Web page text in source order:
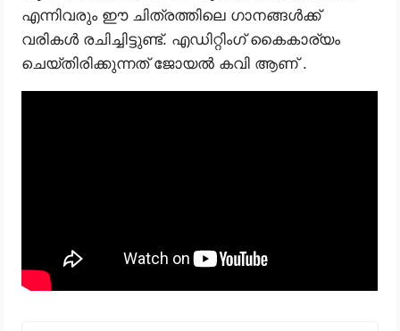
എന്നിവരും ഈ ചിത്രത്തിലെ ഗാനങ്ങൾക്ക്
വരികൾ രചിച്ചിട്ടുണ്ട്. എഡിറ്റിംഗ് കൈകാര്യം
ചെയ്തിരിക്കുന്നത് ജോയൽ കവി ആണ് .